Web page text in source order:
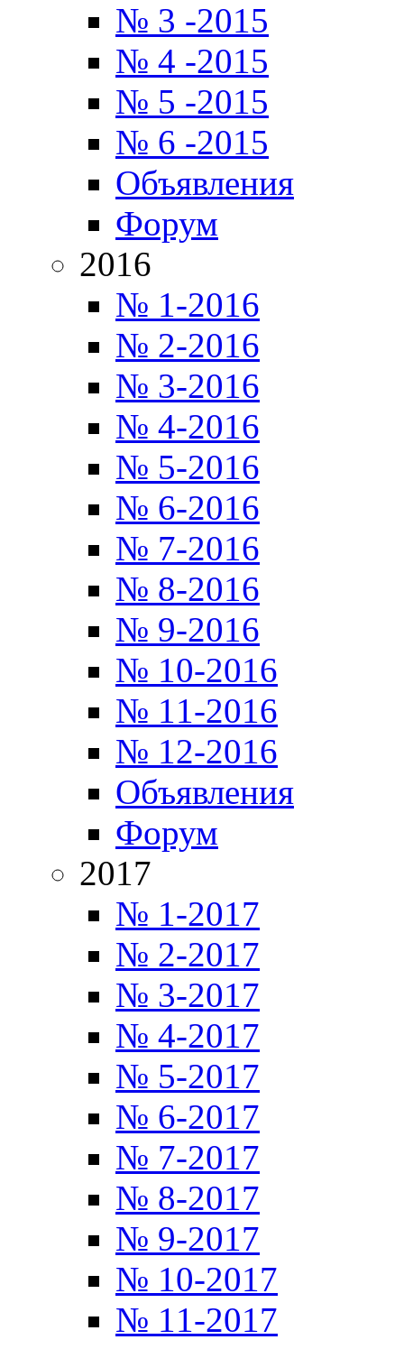
№ 3 -2015
№ 4 -2015
№ 5 -2015
№ 6 -2015
Объявления
Форум
2016
№ 1-2016
№ 2-2016
№ 3-2016
№ 4-2016
№ 5-2016
№ 6-2016
№ 7-2016
№ 8-2016
№ 9-2016
№ 10-2016
№ 11-2016
№ 12-2016
Объявления
Форум
2017
№ 1-2017
№ 2-2017
№ 3-2017
№ 4-2017
№ 5-2017
№ 6-2017
№ 7-2017
№ 8-2017
№ 9-2017
№ 10-2017
№ 11-2017